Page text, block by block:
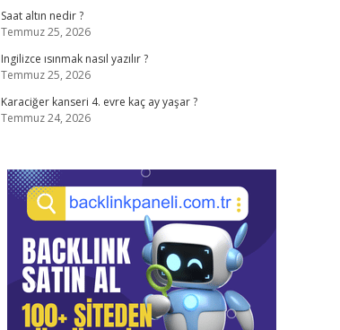
Saat altın nedir ?
Temmuz 25, 2026
Ingilizce ısınmak nasıl yazılır ?
Temmuz 25, 2026
Karaciğer kanseri 4. evre kaç ay yaşar ?
Temmuz 24, 2026